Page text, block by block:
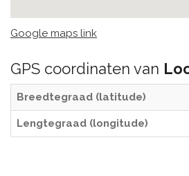
Google maps link
GPS coordinaten van
Breedtegraad (latitude)
Lengtegraad (longitude)